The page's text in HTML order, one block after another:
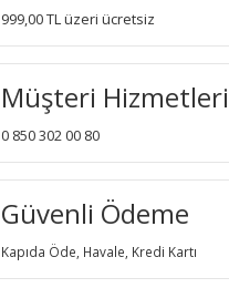
999,00 TL üzeri ücretsiz
Müşteri Hizmetleri
0 850 302 00 80
Güvenli Ödeme
Kapıda Öde, Havale, Kredi Kartı